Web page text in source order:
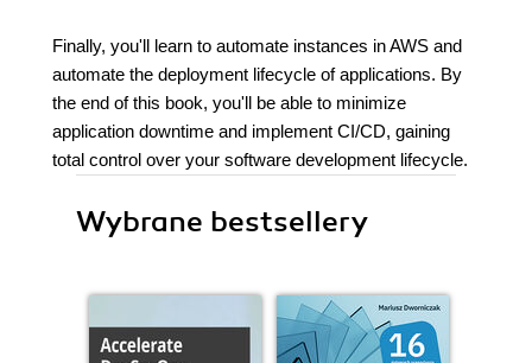
Finally, you'll learn to automate instances in AWS and
automate the deployment lifecycle of applications. By
the end of this book, you'll be able to minimize
application downtime and implement CI/CD, gaining
total control over your software development lifecycle.
Wybrane bestsellery